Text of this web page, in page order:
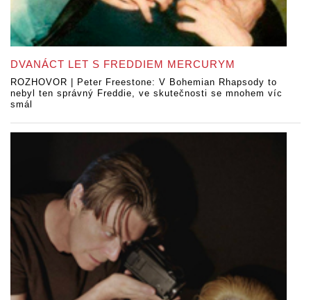
DVANÁCT LET S FREDDIEM MERCURYM
ROZHOVOR | Peter Freestone: V Bohemian Rhapsody to
nebyl ten správný Freddie, ve skutečnosti se mnohem víc
smál